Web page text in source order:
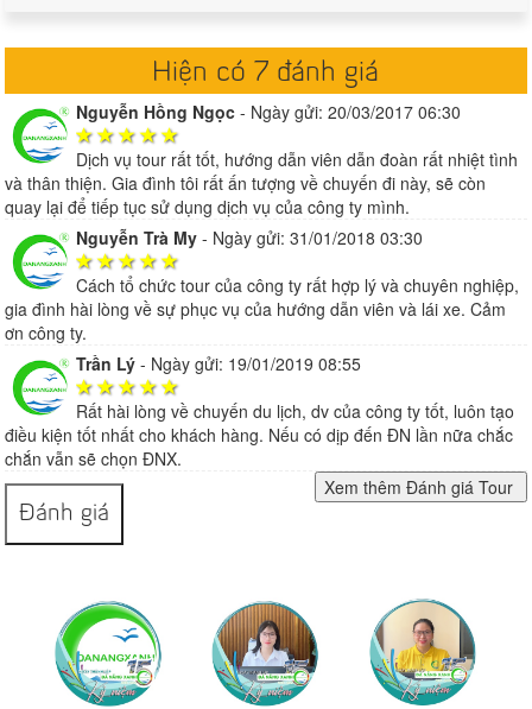
Hiện có 7 đánh giá
Nguyễn Hồng Ngọc - Ngày gửi: 20/03/2017 06:30
Dịch vụ tour rất tốt, hướng dẫn viên dẫn đoàn rất nhiệt tình
và thân thiện. Gia đình tôi rất ấn tượng về chuyến đi này, sẽ còn
quay lại để tiếp tục sử dụng dịch vụ của công ty mình.
Nguyễn Trà My - Ngày gửi: 31/01/2018 03:30
Cách tổ chức tour của công ty rất hợp lý và chuyên nghiệp,
gia đình hài lòng về sự phục vụ của hướng dẫn viên và lái xe. Cảm
ơn công ty.
Trần Lý - Ngày gửi: 19/01/2019 08:55
Rất hài lòng về chuyến du lịch, dv của công ty tốt, luôn tạo
điều kiện tốt nhất cho khách hàng. Nếu có dịp đến ĐN lần nữa chắc
chắn vẫn sẽ chọn ĐNX.
Đánh giá